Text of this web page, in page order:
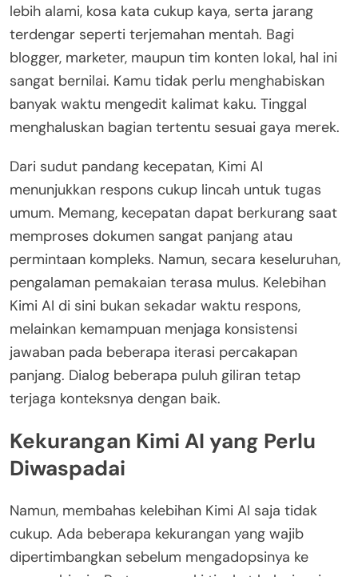
lebih alami, kosa kata cukup kaya, serta jarang
terdengar seperti terjemahan mentah. Bagi
blogger, marketer, maupun tim konten lokal, hal ini
sangat bernilai. Kamu tidak perlu menghabiskan
banyak waktu mengedit kalimat kaku. Tinggal
menghaluskan bagian tertentu sesuai gaya merek.
Dari sudut pandang kecepatan, Kimi AI
menunjukkan respons cukup lincah untuk tugas
umum. Memang, kecepatan dapat berkurang saat
memproses dokumen sangat panjang atau
permintaan kompleks. Namun, secara keseluruhan,
pengalaman pemakaian terasa mulus. Kelebihan
Kimi AI di sini bukan sekadar waktu respons,
melainkan kemampuan menjaga konsistensi
jawaban pada beberapa iterasi percakapan
panjang. Dialog beberapa puluh giliran tetap
terjaga konteksnya dengan baik.
Kekurangan Kimi AI yang Perlu
Diwaspadai
Namun, membahas kelebihan Kimi AI saja tidak
cukup. Ada beberapa kekurangan yang wajib
dipertimbangkan sebelum mengadopsinya ke